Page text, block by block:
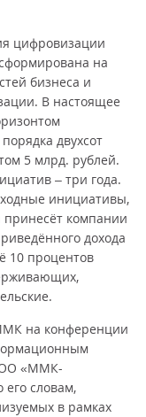
цифровизации
на
бизнеса и
В настоящее
двухсот
5 млрд. рублей.
– три года.
инициативы,
компании
дохода
10 процентов
на конференции
«ММК-
словам,
в рамках